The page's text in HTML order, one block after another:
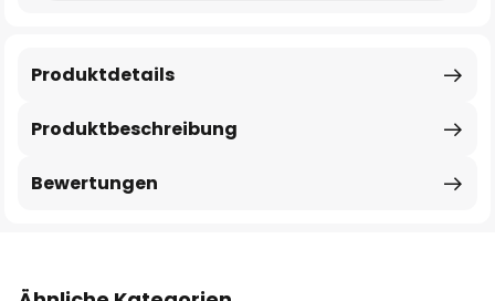
Produktbeschreibung
Produktdetails
Bewertungen